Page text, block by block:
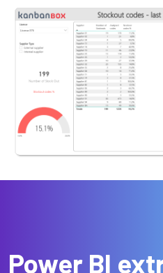
Power BI